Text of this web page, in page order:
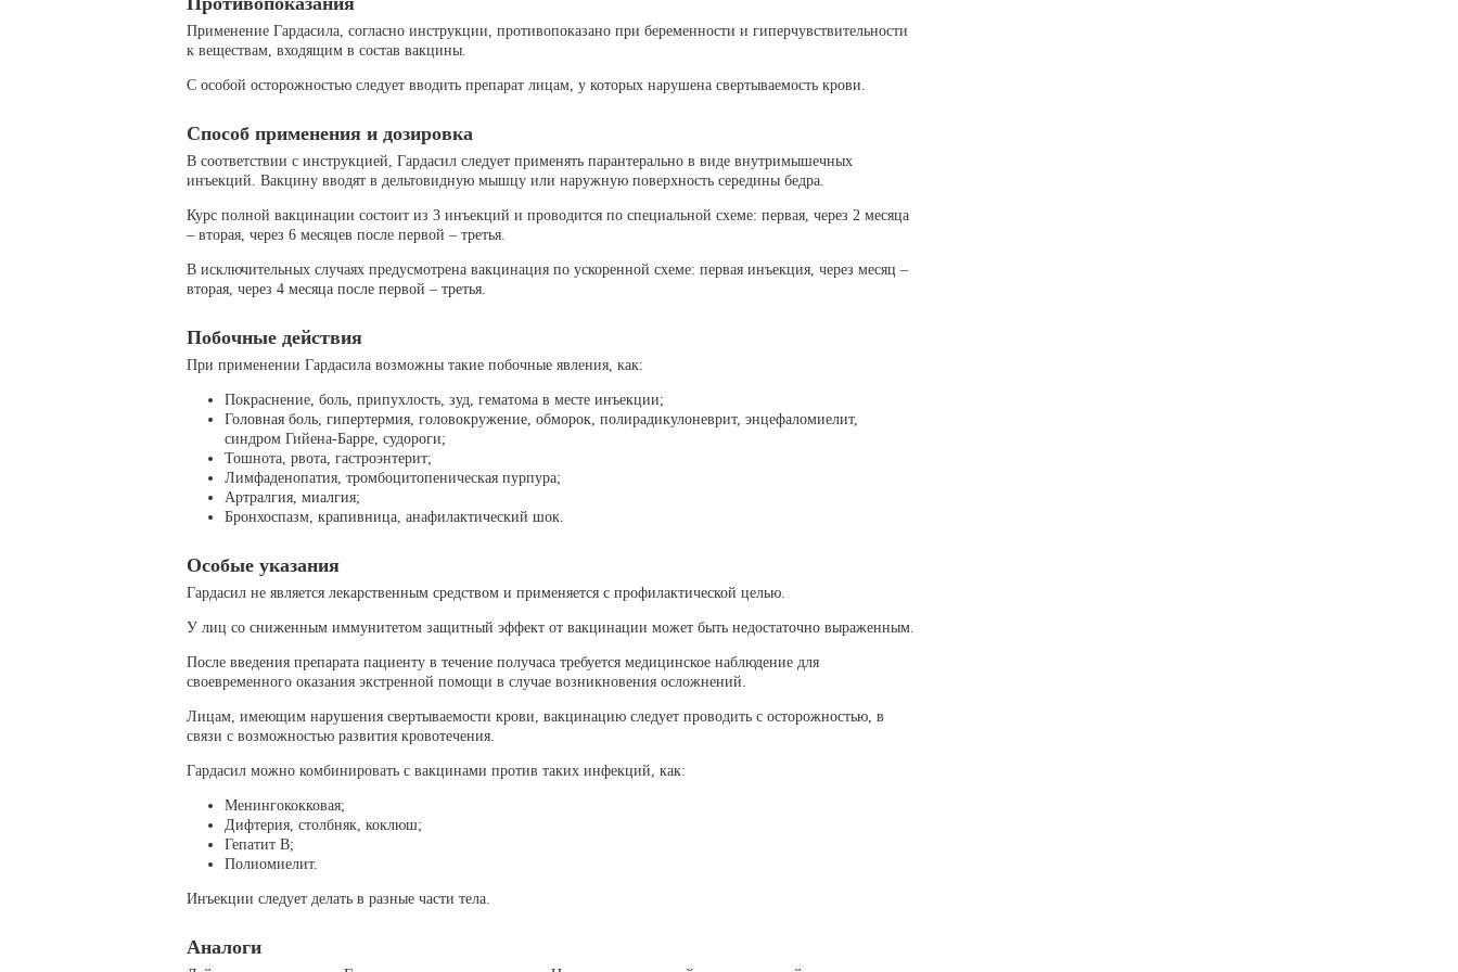
Применение Гардасила, согласно инструкции, противопоказано при беременности и гиперчувствительности
к веществам, входящим в состав вакцины.
С особой осторожностью следует вводить препарат лицам, у которых нарушена свертываемость крови.
Способ применения и дозировка
В соответствии с инструкцией, Гардасил следует применять парантерально в виде внутримышечных
инъекций. Вакцину вводят в дельтовидную мышцу или наружную поверхность середины бедра.
Курс полной вакцинации состоит из 3 инъекций и проводится по специальной схеме: первая, через 2 месяца
– вторая, через 6 месяцев после первой – третья.
В исключительных случаях предусмотрена вакцинация по ускоренной схеме: первая инъекция, через месяц –
вторая, через 4 месяца после первой – третья.
Побочные действия
При применении Гардасила возможны такие побочные явления, как:
Покраснение, боль, припухлость, зуд, гематома в месте инъекции;
Головная боль, гипертермия, головокружение, обморок, полирадикулоневрит, энцефаломиелит,
синдром Гийена-Барре, судороги;
Тошнота, рвота, гастроэнтерит;
Лимфаденопатия, тромбоцитопеническая пурпура;
Артралгия, миалгия;
Бронхоспазм, крапивница, анафилактический шок.
Особые указания
Гардасил не является лекарственным средством и применяется с профилактической целью.
У лиц со сниженным иммунитетом защитный эффект от вакцинации может быть недостаточно выраженным.
После введения препарата пациенту в течение получаса требуется медицинское наблюдение для
своевременного оказания экстренной помощи в случае возникновения осложнений.
Лицам, имеющим нарушения свертываемости крови, вакцинацию следует проводить с осторожностью, в
связи с возможностью развития кровотечения.
Гардасил можно комбинировать с вакцинами против таких инфекций, как:
Менингококковая;
Дифтерия, столбняк, коклюш;
Гепатит В;
Полиомиелит.
Инъекции следует делать в разные части тела.
Аналоги